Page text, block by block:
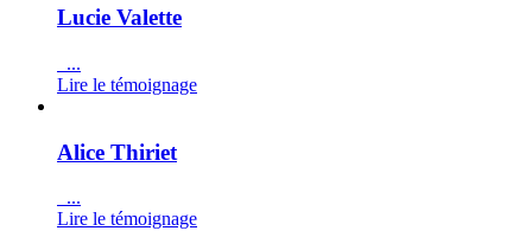
Lucie Valette
...
Lire le témoignage
Alice Thiriet
...
Lire le témoignage